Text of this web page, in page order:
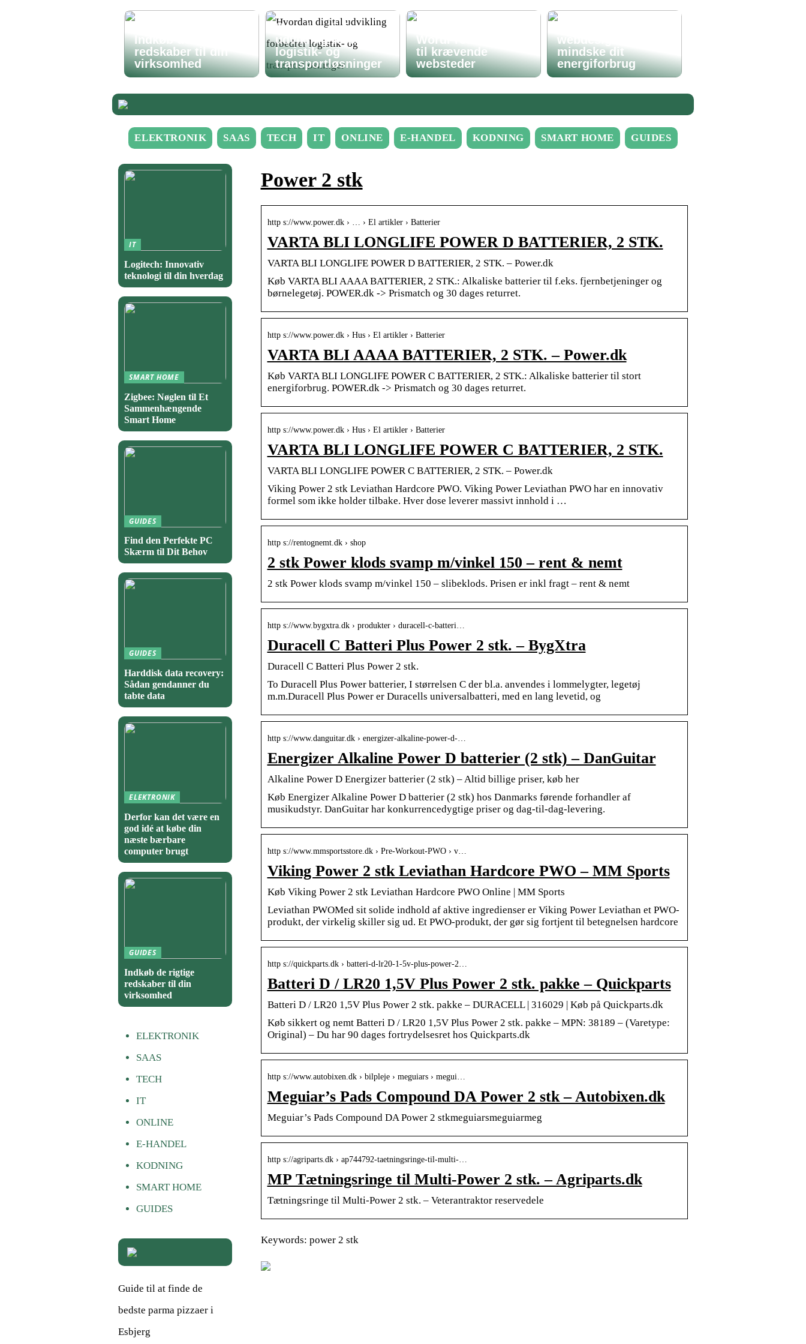
Indkøb de rigtige
redskaber til din
virksomhed
Hvordan digital
udvikling forbedrer
logistik- og
transportløsninger
WordPress-løsning
til krævende
websteder
webdesign kan
mindske dit
energiforbrug
ELEKTRONIK SAAS TECH IT ONLINE E-HANDEL KODNING SMART HOME GUIDES
Power 2 stk
http s://www.power.dk › … › El artikler › Batterier
VARTA BLI LONGLIFE POWER D BATTERIER, 2 STK.
VARTA BLI LONGLIFE POWER D BATTERIER, 2 STK. – Power.dk
Køb VARTA BLI AAAA BATTERIER, 2 STK.: Alkaliske batterier til f.eks. fjernbetjeninger og
børnelegetøj. POWER.dk -> Prismatch og 30 dages returret.
http s://www.power.dk › Hus › El artikler › Batterier
VARTA BLI AAAA BATTERIER, 2 STK. – Power.dk
Køb VARTA BLI LONGLIFE POWER C BATTERIER, 2 STK.: Alkaliske batterier til stort
energiforbrug. POWER.dk -> Prismatch og 30 dages returret.
http s://www.power.dk › Hus › El artikler › Batterier
VARTA BLI LONGLIFE POWER C BATTERIER, 2 STK.
VARTA BLI LONGLIFE POWER C BATTERIER, 2 STK. – Power.dk
Viking Power 2 stk Leviathan Hardcore PWO. Viking Power Leviathan PWO har en innovativ
formel som ikke holder tilbake. Hver dose leverer massivt innhold i …
http s://rentognemt.dk › shop
2 stk Power klods svamp m/vinkel 150 – rent & nemt
2 stk Power klods svamp m/vinkel 150 – slibeklods. Prisen er inkl fragt – rent & nemt
http s://www.bygxtra.dk › produkter › duracell-c-batteri…
Duracell C Batteri Plus Power 2 stk. – BygXtra
Duracell C Batteri Plus Power 2 stk.
To Duracell Plus Power batterier, I størrelsen C der bl.a. anvendes i lommelygter, legetøj
m.m.Duracell Plus Power er Duracells universalbatteri, med en lang levetid, og
http s://www.danguitar.dk › energizer-alkaline-power-d-…
Energizer Alkaline Power D batterier (2 stk) – DanGuitar
Alkaline Power D Energizer batterier (2 stk) – Altid billige priser, køb her
Køb Energizer Alkaline Power D batterier (2 stk) hos Danmarks førende forhandler af
musikudstyr. DanGuitar har konkurrencedygtige priser og dag-til-dag-levering.
http s://www.mmsportsstore.dk › Pre-Workout-PWO › v…
Viking Power 2 stk Leviathan Hardcore PWO – MM Sports
Køb Viking Power 2 stk Leviathan Hardcore PWO Online | MM Sports
Leviathan PWOMed sit solide indhold af aktive ingredienser er Viking Power Leviathan et PWO-
produkt, der virkelig skiller sig ud. Et PWO-produkt, der gør sig fortjent til betegnelsen hardcore
http s://quickparts.dk › batteri-d-lr20-1-5v-plus-power-2…
Batteri D / LR20 1,5V Plus Power 2 stk. pakke – Quickparts
Batteri D / LR20 1,5V Plus Power 2 stk. pakke – DURACELL | 316029 | Køb på Quickparts.dk
Køb sikkert og nemt Batteri D / LR20 1,5V Plus Power 2 stk. pakke – MPN: 38189 – (Varetype:
Original) – Du har 90 dages fortrydelsesret hos Quickparts.dk
http s://www.autobixen.dk › bilpleje › meguiars › megui…
Meguiar’s Pads Compound DA Power 2 stk – Autobixen.dk
Meguiar’s Pads Compound DA Power 2 stkmeguiarsmeguiarmeg
http s://agriparts.dk › ap744792-taetningsringe-til-multi-…
MP Tætningsringe til Multi-Power 2 stk. – Agriparts.dk
Tætningsringe til Multi-Power 2 stk. – Veterantraktor reservedele
Keywords: power 2 stk
IT
Logitech: Innovativ
teknologi til din hverdag
SMART HOME
Zigbee: Nøglen til Et
Sammenhængende
Smart Home
GUIDES
Find den Perfekte PC
Skærm til Dit Behov
GUIDES
Harddisk data recovery:
Sådan gendanner du
tabte data
ELEKTRONIK
Derfor kan det være en
god idé at købe din
næste bærbare
computer brugt
GUIDES
Indkøb de rigtige
redskaber til din
virksomhed
ELEKTRONIK
SAAS
TECH
IT
ONLINE
E-HANDEL
KODNING
SMART HOME
GUIDES
Guide til at finde de
bedste parma pizzaer i
Esbjerg